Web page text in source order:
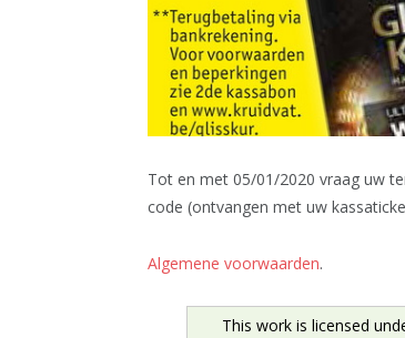
Tot en met 05/01/2020 vraag uw
code (ontvangen met uw
Algemene voorwaarden.
This work is licensed